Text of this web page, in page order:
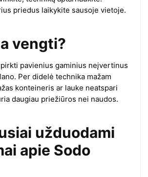
priedus laikykite sausoje vietoje.
vengti?
pirkti pavienius gaminius neįvertinus
Per didelė technika mažam
konteineris ar lauke neatspari
daugiau priežiūros nei naudos.
užduodami
apie Sodo